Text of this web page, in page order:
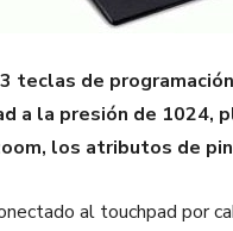
teclas de
a la presión de
los atributos de
al touchpad por